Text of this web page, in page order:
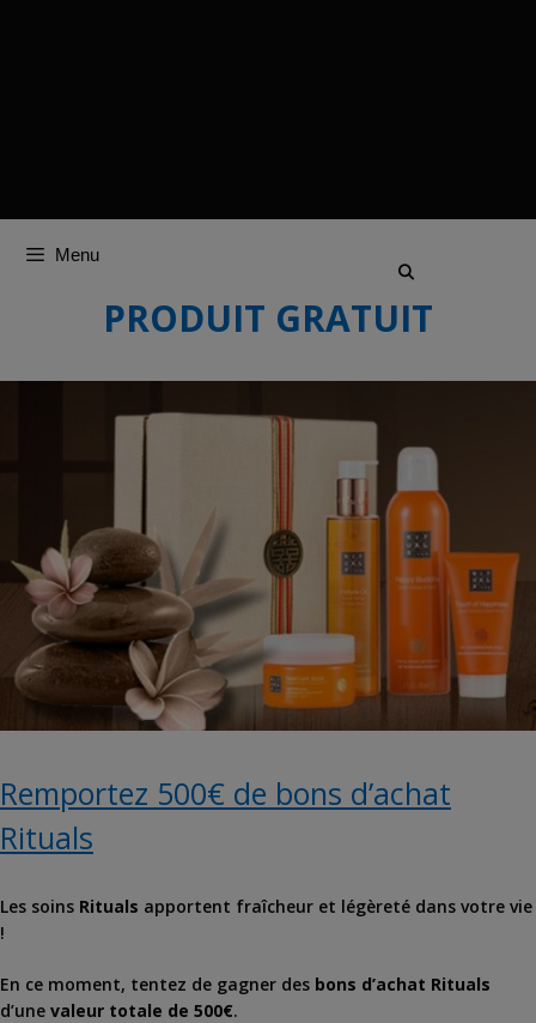
Menu
PRODUIT GRATUIT
Remportez 500€ de bons d’achat
Rituals
Les soins Rituals apportent fraîcheur et légèreté dans votre vie
!
En ce moment, tentez de gagner des bons d’achat Rituals
d’une valeur totale de 500€.